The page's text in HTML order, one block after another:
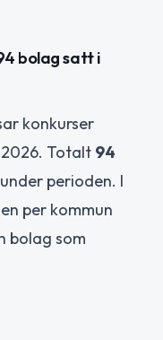
bolag satt i
konkurser
Totalt 94
perioden. I
per kommun
bolag som